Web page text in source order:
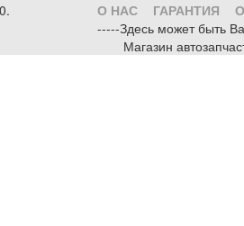
О НАС ГАРАНТИЯ
-----Здесь может быть
Магазин